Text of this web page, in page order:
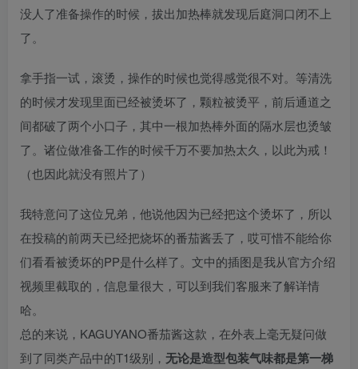
没人了准备操作的时候，拔出加热棒就发现后庭洞口闭不上
了。
拿手指一试，滚烫，操作的时候也觉得感觉很不对。等清洗
的时候才发现里面已经被烫坏了，颗粒被烫平，前后通道之
间都破了两个小口子，其中一根加热棒外面的隔水层也烫皱
了。诸位做准备工作的时候千万不要加热太久，以此为戒！
（也因此就没有照片了）
我特意问了这位兄弟，他说他因为已经把这个烫坏了，所以
在投稿的前两天已经把烧坏的番茄酱丢了，哎可惜不能给你
们看看被烫坏的PP是什么样了。文中的插图是我从官方介绍
视频里截取的，信息量很大，可以到我们客服来了解详情
哈。
总的来说，KAGUYANO番茄酱这款，在外表上毫无疑问做
到了同类产品中的T1级别， 无论是造型包装气味都是第一梯